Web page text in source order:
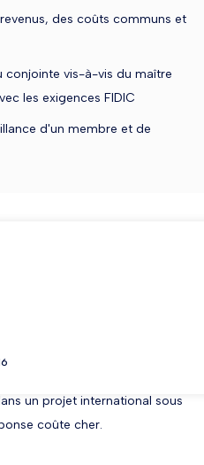
des coûts communs et
conjointe vis-à-vis du maître
les exigences FIDIC
d'un membre et de
dans l'urgence, poussé par
entreprises s'accordent
un mandataire et déposent
du marché que les
décide quoi, qui paie en
t-il si un membre défaille
ces questions n'ont pas
un projet international sous
coûte cher.